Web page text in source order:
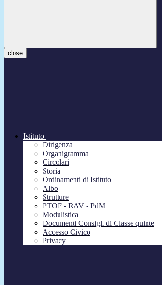
close
Istituto
Dirigenza
Organigramma
Circolari
Storia
Ordinamenti di Istituto
Albo
Strutture
PTOF - RAV - PdM
Modulistica
Documenti Consigli di Classe quinte
Accesso Civico
Privacy